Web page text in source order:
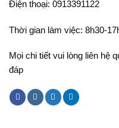
Điện thoại: 0913391122
Thời gian làm việc: 8h30-
Mọi chi tiết vui lòng liên hệ
đáp